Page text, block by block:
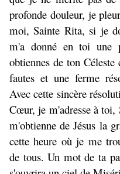
profonde douleur, je
moi, Sainte Rita, si je
m'a donné en toi une
obtiennes de ton
fautes et une ferme
Avec cette sincère
Cœur, je m'adresse à toi,
m'obtienne de Jésus la
cette heure où je me
de tous. Un mot de ta